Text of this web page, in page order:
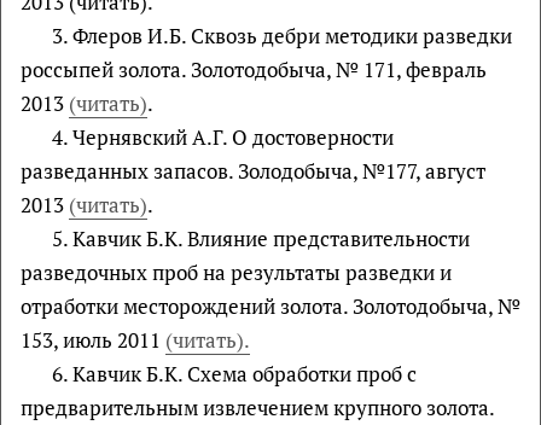
3. Флеров И.Б. Сквозь дебри методики разведки
россыпей золота. Зoлотодобыча, № 171, февраль
2013 (читать).
4. Чернявский А.Г. О достоверности
разведанных запасов. Зoлодобыча, №177, август
2013 (читать).
5. Кавчик Б.К. Влияние представительности
разведочных проб на результаты разведки и
отработки месторождений золота. Зoлотодобыча, №
153, июль 2011 (читать).
6. Кавчик Б.К. Схема обработки проб с
предварительным извлечением крупного золота.